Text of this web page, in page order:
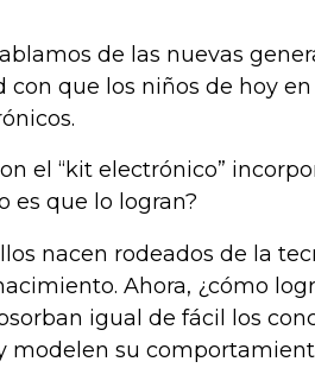
de las nuevas
que los niños de hoy
el “kit electrónico”
es que lo logran?
nacen rodeados de la
Ahora, ¿cómo
igual de fácil los
modelen su